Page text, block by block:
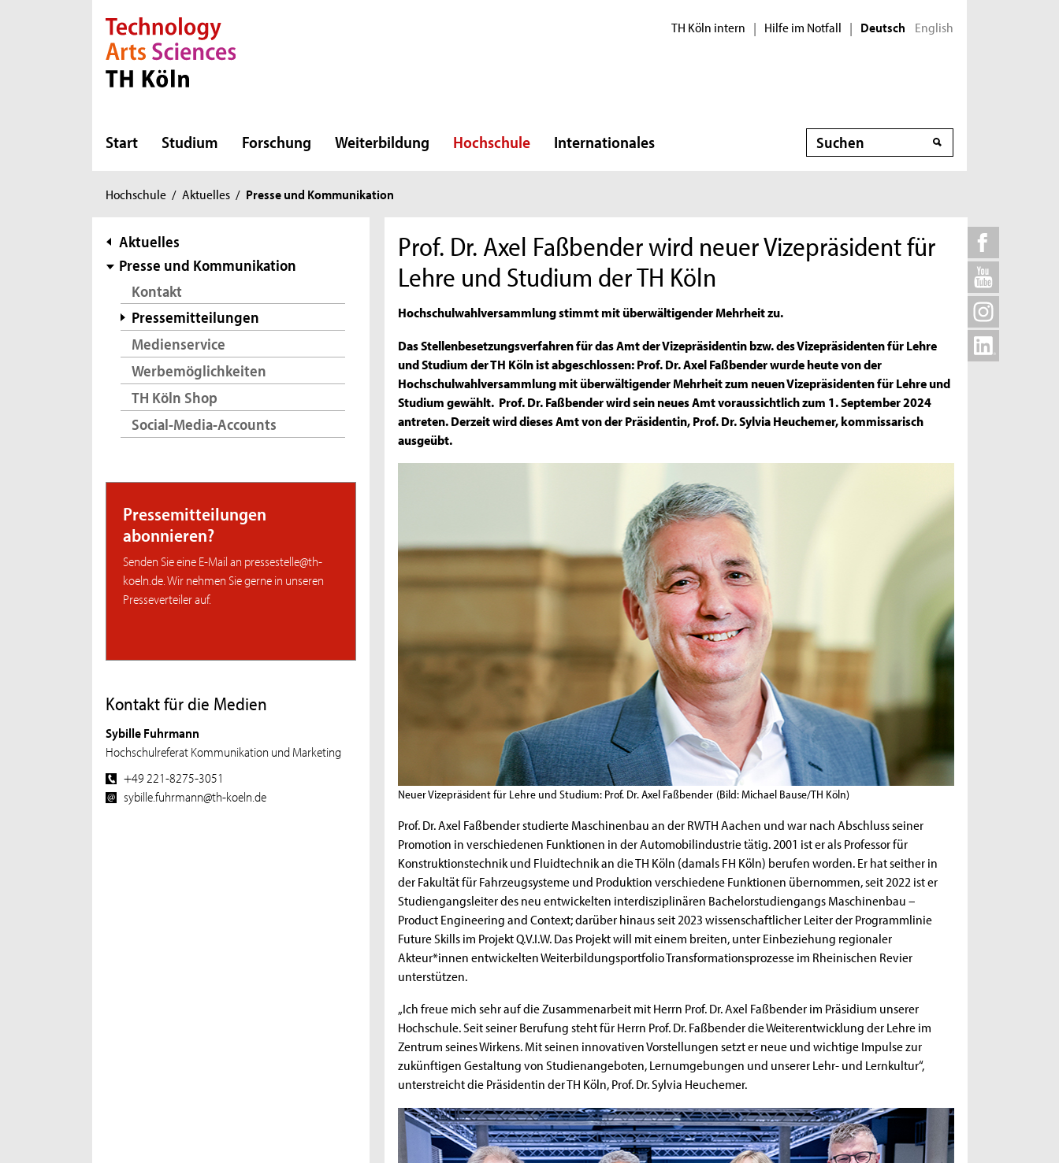
Direkt zur Hauptnavigation
Direkt zur Subnavigation
Direkt zum Inhalt
Direkt zum Fußbereich TH Köln intern | Hilfe im Notfall | Deutsch English
Start Studium Forschung Weiterbildung Hochschule Internationales Suche
Sie
hier:
Hochschule / Aktuelles / Presse und Kommunikation
Subnavigation
Aktuelles
Presse und Kommunikation
Kontakt
Pressemitteilungen
Medienservice
Werbemöglichkeiten
TH Köln Shop
Social-Media-Accounts
Pressemitteilungen
abonnieren?
Senden Sie eine E-Mail an pressestelle@th-
koeln.de. Wir nehmen Sie gerne in unseren
Presseverteiler auf.
Kontakt für die Medien
Sybille Fuhrmann
Hochschulreferat Kommunikation und Marketing
+49 221-8275-3051
sybille.fuhrmann@th-koeln.de
Prof. Dr. Axel Faßbender wird neuer Vizepräsident für
Lehre und Studium der TH Köln
Hochschulwahlversammlung stimmt mit überwältigender Mehrheit zu.
Das Stellenbesetzungsverfahren für das Amt der Vizepräsidentin bzw. des Vizepräsidenten für Lehre
und Studium der TH Köln ist abgeschlossen: Prof. Dr. Axel Faßbender wurde heute von der
Hochschulwahlversammlung mit überwältigender Mehrheit zum neuen Vizepräsidenten für Lehre und
Studium gewählt. Prof. Dr. Faßbender wird sein neues Amt voraussichtlich zum 1. September 2024
antreten. Derzeit wird dieses Amt von der Präsidentin, Prof. Dr. Sylvia Heuchemer, kommissarisch
ausgeübt.
Neuer Vizepräsident für Lehre und Studium: Prof. Dr. Axel Faßbender (Bild: Michael Bause/TH Köln)
Prof. Dr. Axel Faßbender studierte Maschinenbau an der RWTH Aachen und war nach Abschluss seiner
Promotion in verschiedenen Funktionen in der Automobilindustrie tätig. 2001 ist er als Professor für
Konstruktionstechnik und Fluidtechnik an die TH Köln (damals FH Köln) berufen worden. Er hat seither in
der Fakultät für Fahrzeugsysteme und Produktion verschiedene Funktionen übernommen, seit 2022 ist er
Studiengangsleiter des neu entwickelten interdisziplinären Bachelorstudiengangs Maschinenbau –
Product Engineering and Context; darüber hinaus seit 2023 wissenschaftlicher Leiter der Programmlinie
Future Skills im Projekt Q.V.I.W. Das Projekt will mit einem breiten, unter Einbeziehung regionaler
Akteur*innen entwickelten Weiterbildungsportfolio Transformationsprozesse im Rheinischen Revier
unterstützen.
„Ich freue mich sehr auf die Zusammenarbeit mit Herrn Prof. Dr. Axel Faßbender im Präsidium unserer
Hochschule. Seit seiner Berufung steht für Herrn Prof. Dr. Faßbender die Weiterentwicklung der Lehre im
Zentrum seines Wirkens. Mit seinen innovativen Vorstellungen setzt er neue und wichtige Impulse zur
zukünftigen Gestaltung von Studienangeboten, Lernumgebungen und unserer Lehr- und Lernkultur“,
unterstreicht die Präsidentin der TH Köln, Prof. Dr. Sylvia Heuchemer.